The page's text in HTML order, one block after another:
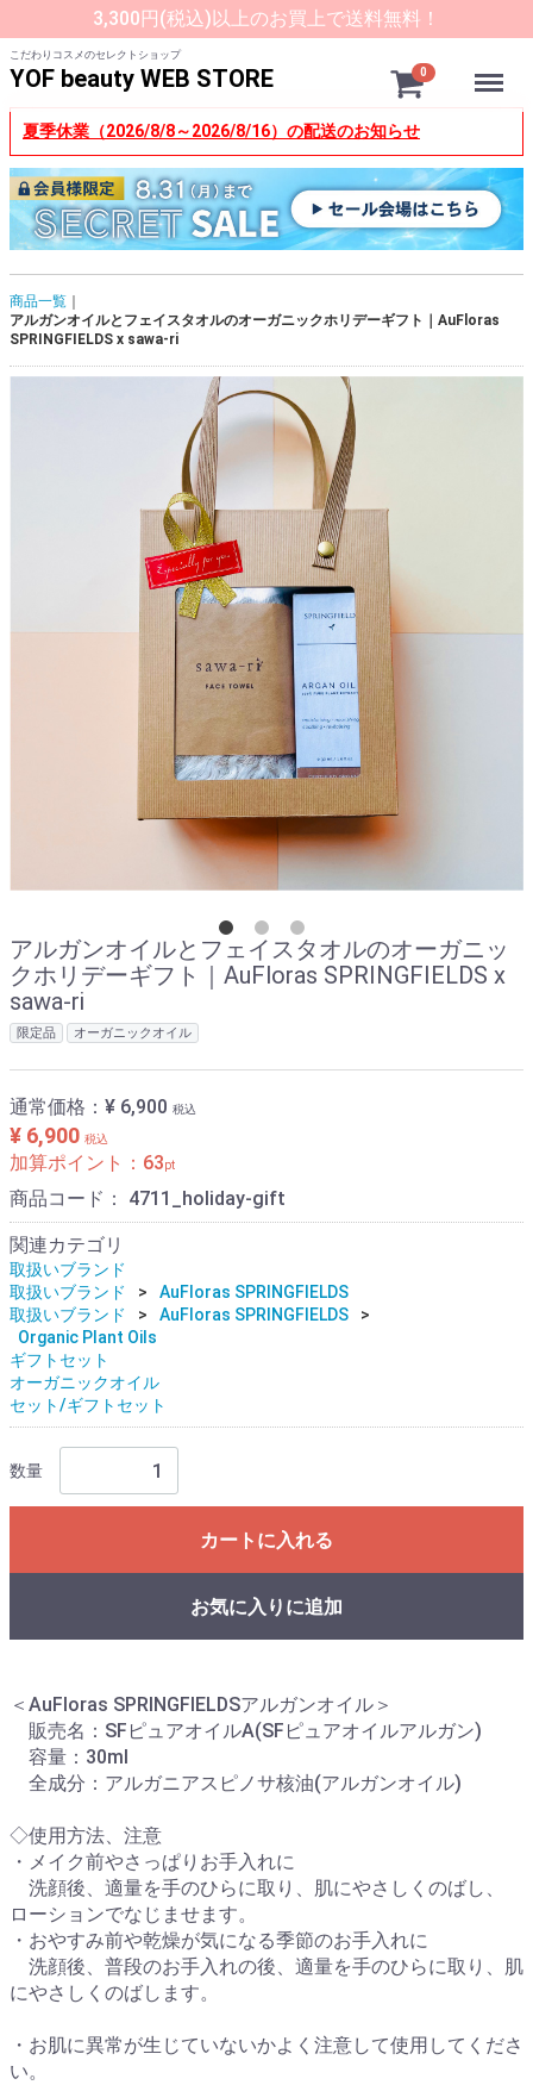
3,300円(税込)以上のお買上で送料無料！
こだわりコスメのセレクトショップ
YOF beauty WEB STORE 0 Menu
夏季休業（2026/8/8～2026/8/16）の配送のお知らせ
商品一覧
アルガンオイルとフェイスタオルのオーガニックホリデーギフト｜AuFloras
SPRINGFIELDS x sawa-ri
アルガンオイルとフェイスタオルのオーガニッ
クホリデーギフト｜AuFloras SPRINGFIELDS x
sawa-ri
限定品 オーガニックオイル
通常価格： ¥ 6,900 税込
¥ 6,900 税込
加算ポイント： 63pt
商品コード： 4711_holiday-gift
関連カテゴリ
取扱いブランド
取扱いブランド
AuFloras SPRINGFIELDS
取扱いブランド
AuFloras SPRINGFIELDS
Organic Plant Oils
ギフトセット
オーガニックオイル
セット/ギフトセット
数量
カートに入れる
お気に入りに追加
＜AuFloras SPRINGFIELDSアルガンオイル＞
販売名：SFピュアオイルA(SFピュアオイルアルガン)
容量：30ml
全成分：アルガニアスピノサ核油(アルガンオイル)
◇使用方法、注意
・メイク前やさっぱりお手入れに
洗顔後、適量を手のひらに取り、肌にやさしくのばし、
ローションでなじませます。
・おやすみ前や乾燥が気になる季節のお手入れに
洗顔後、普段のお手入れの後、適量を手のひらに取り、肌
にやさしくのばします。
・お肌に異常が生じていないかよく注意して使用してくださ
い。